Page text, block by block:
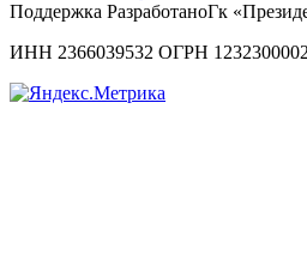
Поддержка РазработаноГк
ИНН 2366039532 ОГРН